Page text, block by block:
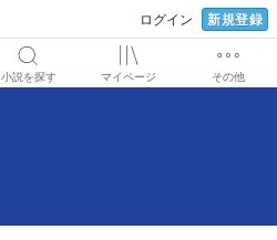
ログイン 新規登録
小説を探す マイページ その他